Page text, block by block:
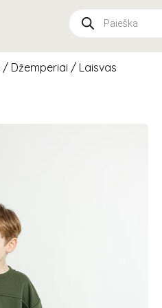
/ Džemperiai / Laisvas